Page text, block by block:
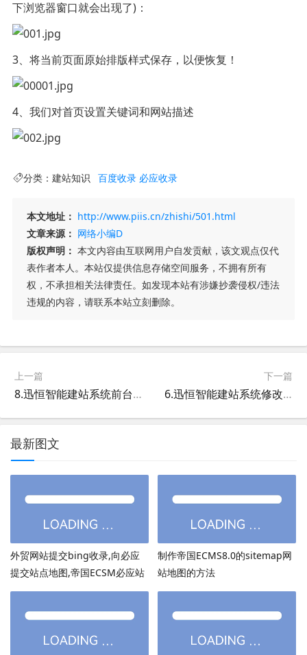
下浏览器窗口就会出现了)：
3、将当前页面原始排版样式保存，以便恢复！
4、我们对首页设置关键词和网站描述
分类： 建站知识 百度收录 必应收录
本文地址： http://www.piis.cn/zhishi/501.html
文章来源： 网络小编D
版权声明： 本文内容由互联网用户自发贡献，该文观点仅代
表作者本人。本站仅提供信息存储空间服务，不拥有所有
权，不承担相关法律责任。如发现本站有涉嫌抄袭侵权/违法
违规的内容，请联系本站立刻删除。
上一篇
8.迅恒智能建站系统前台导航菜单修改方法
下一篇
6.迅恒智能建站系统修改首页中部公司简介部分的信息
最新图文
外贸网站提交bing收录,向必应
提交站点地图,帝国ECSM必应站
点图sitemap提交
制作帝国ECMS8.0的sitemap网
站地图的方法